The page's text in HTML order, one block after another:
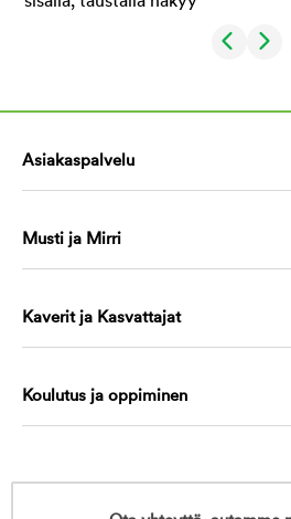
Asiakaspalvelu
Musti ja Mirri
Kaverit ja Kasvattajat
Koulutus ja oppiminen